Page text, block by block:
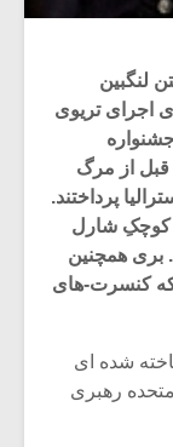
نفره با برنتن لنگبین
اجرای تریوی
این ارکستر ۳ نفره تا قبل از مرگ
پرداختند.
تریوی بِرهمز و ۴ قطعه کوچکِ شارل
بری همچنین
که کنسرت-های
شده ای
متحده رهبری